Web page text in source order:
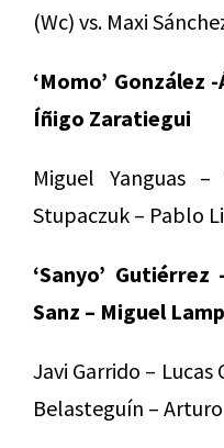
(Wc) vs. Maxi
‘Momo’ González
Íñigo Zaratiegui
Miguel Yanguas –
Stupaczuk – Pablo
‘Sanyo’
Sanz – Miguel
Javi Garrido –
Belasteguín –